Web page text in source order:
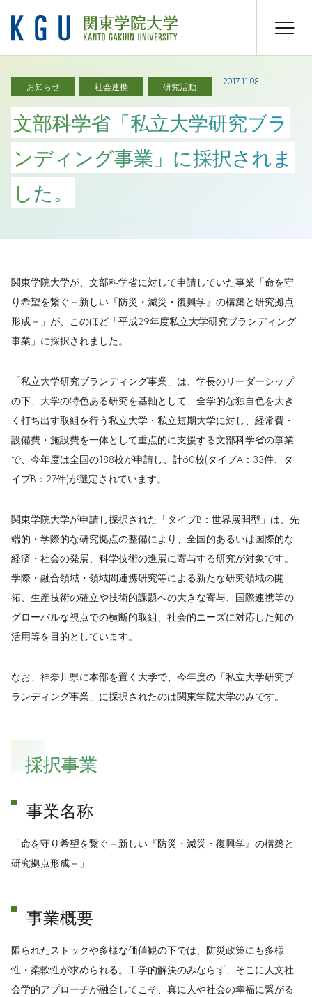
お知らせ 社会連携 研究活動 2017.11.08
文部科学省「私立大学研究ブラ
ンディング事業」に採択されま
した。
関東学院大学が、文部科学省に対して申請していた事業「命を守
り希望を繋ぐ－新しい『防災・減災・復興学』の構築と研究拠点
形成－」が、このほど「平成29年度私立大学研究ブランディング
事業」に採択されました。
「私立大学研究ブランディング事業」は、学長のリーダーシップ
の下、大学の特色ある研究を基軸として、全学的な独自色を大き
く打ち出す取組を行う私立大学・私立短期大学に対し、経常費・
設備費・施設費を一体として重点的に支援する文部科学省の事業
で、今年度は全国の188校が申請し、計60校(タイプA：33件、タ
イプB：27件)が選定されています。
関東学院大学が申請し採択された「タイプB：世界展開型」は、先
端的・学際的な研究拠点の整備により、全国的あるいは国際的な
経済・社会の発展、科学技術の進展に寄与する研究が対象です。
学際・融合領域・領域間連携研究等による新たな研究領域の開
拓、生産技術の確立や技術的課題への大きな寄与、国際連携等の
グローバルな視点での横断的取組、社会的ニーズに対応した知の
活用等を目的としています。
なお、神奈川県に本部を置く大学で、今年度の「私立大学研究ブ
ランディング事業」に採択されたのは関東学院大学のみです。
採択事業
事業名称
「命を守り希望を繋ぐ－新しい『防災・減災・復興学』の構築と
研究拠点形成－」
事業概要
限られたストックや多様な価値観の下では、防災政策にも多様
性・柔軟性が求められる。工学的解決のみならず、そこに人文社
会学的アプローチが融合してこそ、真に人や社会の幸福に繋がる